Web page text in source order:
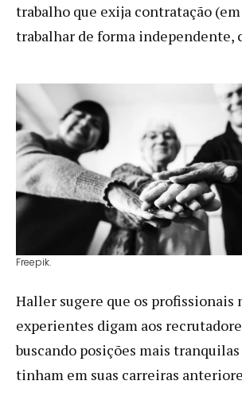
trabalho que exija contratação (em
trabalhar de forma independente,
Freepik.
Haller sugere que os profissionais
experientes digam aos
buscando posições mais tranquilas
tinham em suas carreiras